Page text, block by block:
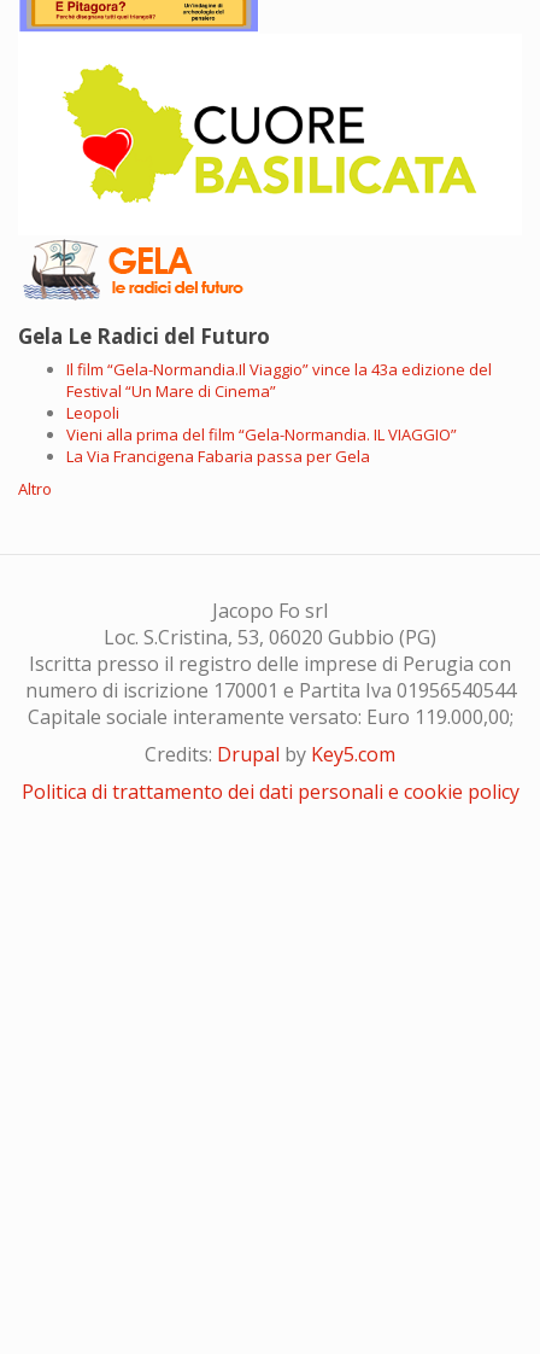
Gela Le Radici del Futuro
Il film “Gela-Normandia.Il Viaggio” vince la 43a edizione del
Festival “Un Mare di Cinema”
Leopoli
Vieni alla prima del film “Gela-Normandia. IL VIAGGIO”
La Via Francigena Fabaria passa per Gela
Altro
Jacopo Fo srl
Loc. S.Cristina, 53, 06020 Gubbio (PG)
Iscritta presso il registro delle imprese di Perugia con
numero di iscrizione 170001 e Partita Iva 01956540544
Capitale sociale interamente versato: Euro 119.000,00;
Credits: Drupal by Key5.com
Politica di trattamento dei dati personali e cookie policy